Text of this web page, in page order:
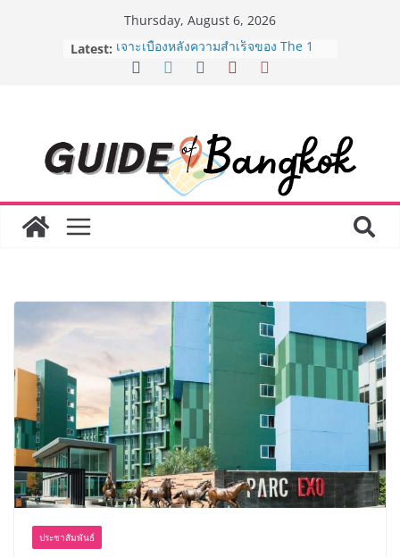
Thursday, August 6, 2026
Latest: เจาะเบื้องหลังความสำเร็จของ The 1
Day 2026 จากแคมเปญสู่ Shopping
จ่าย ผสาน Ecosystem ที่แข็งแกร่งของ
กลุ่มเซ็นทรัล สร้างยอดขายสูงสุดในรอบ
3 ปี
กรมการท่องเที่ยวเดินหน้าสร้าง Green
Coach รุ่นใหม่ ขับเคลื่อนการท่องเที่ยว
ระดับผลิตภัณฑ์ท้องถิ่นสู่ตลาดเชิง
พาณิชย์อย่างยั่งยืน
“ตลาดดอกไม้สี่มุมเมือง” ศูนย์รวมดอกไม้
สด ดอกไม้ประดิษฐ์ พวงมาลัย และสังฆ
ภัณฑ์ครบวงจร ขอเชิญเลือกซื้อมาลัย
และของขวัญต้อนรับวันแม่ เปิดให้
บริการทุกวันตลอด 24 ชั่วโมง
ครั้งแรกของไทย ส่งอุปกรณ์วิทยาศาสตร์
“CE-7 MATCH” ฝีมือคนไทย ร่วมภารกิจ
สำรวจดวงจันทร์ 24 สิงหาคมนี้
ประชาสัมพันธ์